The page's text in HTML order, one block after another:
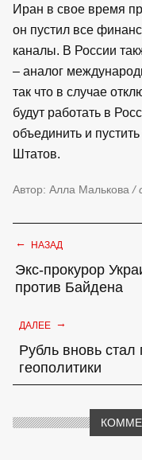
Иран в свое время
он пустил все
каналы. В России
– аналог
так что в случае
будут работать в
объединить и
Штатов.
Автор: Алла Малькова /
← НАЗАД
Экс-прокурор
против Байдена
ДАЛЕЕ →
Рубль вновь
геополитики